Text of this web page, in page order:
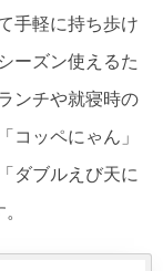
手軽に持ち歩け
ーズン使えるた
ンチや就寝時の
コッペにゃん」
ダブルえび天に